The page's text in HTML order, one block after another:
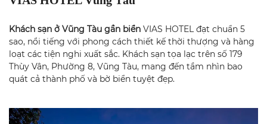
Khách sạn ở Vũng Tàu gần biển VIAS HOTEL đạt chuẩn 5
sao, nổi tiếng với phong cách thiết kế thời thượng và hàng
loạt các tiện nghi xuất sắc. Khách sạn tọa lạc trên số 179
Thùy Vân, Phường 8, Vũng Tàu, mang đến tầm nhìn bao
quát cả thành phố và bờ biển tuyệt đẹp.